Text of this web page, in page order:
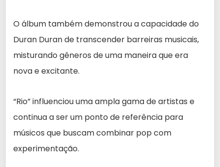
O álbum também demonstrou a capacidade do
Duran Duran de transcender barreiras musicais,
misturando gêneros de uma maneira que era
nova e excitante.
“Rio” influenciou uma ampla gama de artistas e
continua a ser um ponto de referência para
músicos que buscam combinar pop com
experimentação.